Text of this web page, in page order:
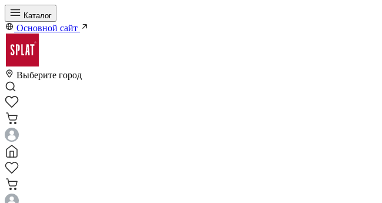
Каталог
Основной сайт
Выберите город